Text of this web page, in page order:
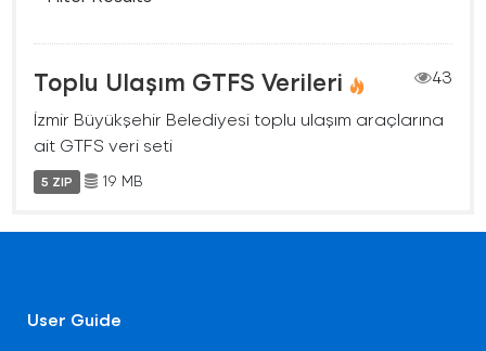
Toplu Ulaşım GTFS Verileri
43
İzmir Büyükşehir Belediyesi toplu ulaşım araçlarına
ait GTFS veri seti
5 ZIP 19 MB
User Guide